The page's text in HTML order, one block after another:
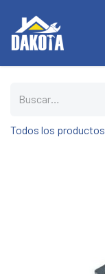
Todos los productos